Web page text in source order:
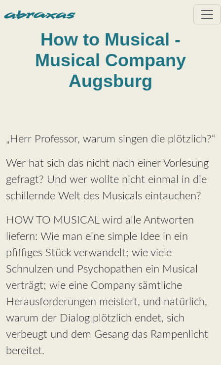
How to Musical -
Musical Company
Augsburg
„Herr Professor, warum singen die plötzlich?“
Wer hat sich das nicht nach einer Vorlesung
gefragt? Und wer wollte nicht einmal in die
schillernde Welt des Musicals eintauchen?
HOW TO MUSICAL wird alle Antworten
liefern: Wie man eine simple Idee in ein
pfiffiges Stück verwandelt; wie viele
Schnulzen und Psychopathen ein Musical
verträgt; wie eine Company sämtliche
Herausforderungen meistert, und natürlich,
warum der Dialog plötzlich endet, sich
verbeugt und dem Gesang das Rampenlicht
bereitet.